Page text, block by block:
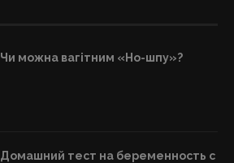
Чи можна вагітним «Но-шпу»?
Домашний тест на беременность с